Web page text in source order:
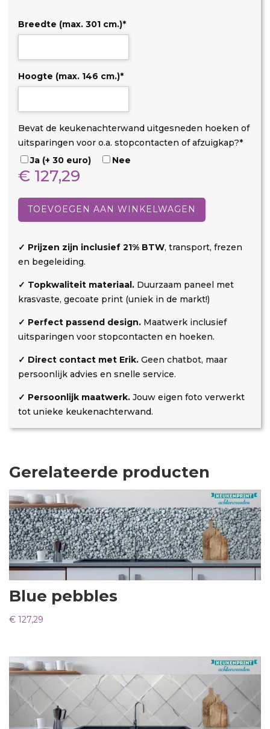
Breedte (max. 301 cm.)*
Hoogte (max. 146 cm.)*
D
i
b
o
d
O
p
s
t
r
o
s
e
n
U
i
t
s
a
n
g
Bevat de keukenachterwand uitgesneden hoeken of
uitsparingen voor o.a. stopcontacten of afzuigkap?*
Ja (+ 30 euro)
Nee
aantal
TOEVOEGEN AAN WINKELWAGEN
€ 127,29
✓ Prijzen zijn inclusief 21% BTW, transport, frezen
en begeleiding.
✓ Topkwaliteit materiaal. Duurzaam paneel met
krasvaste, gecoate print (uniek in de markt!)
✓ Perfect passend design. Maatwerk inclusief
uitsparingen voor stopcontacten en hoeken.
✓ Direct contact met Erik. Geen chatbot, maar
persoonlijk advies en snelle service.
✓ Persoonlijk maatwerk. Jouw eigen foto verwerkt
tot unieke keukenachterwand.
Gerelateerde producten
Blue pebbles
€ 127,29